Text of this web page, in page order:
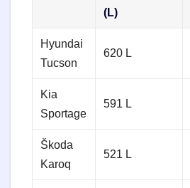
(L)
Hyundai
Tucson
620 L
Kia
Sportage
591 L
Škoda
Karoq
521 L